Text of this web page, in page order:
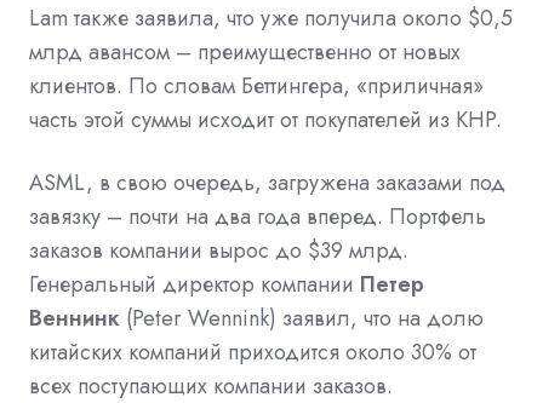
Lam также заявила, что уже получила около $0,5
млрд авансом – преимущественно от новых
клиентов. По словам Беттингера, «приличная»
часть этой суммы исходит от покупателей из КНР.
ASML, в свою очередь, загружена заказами под
завязку – почти на два года вперед. Портфель
заказов компании вырос до $39 млрд.
Генеральный директор компании Петер
Веннинк (Peter Wennink) заявил, что на долю
китайских компаний приходится около 30% от
всех поступающих компании заказов.